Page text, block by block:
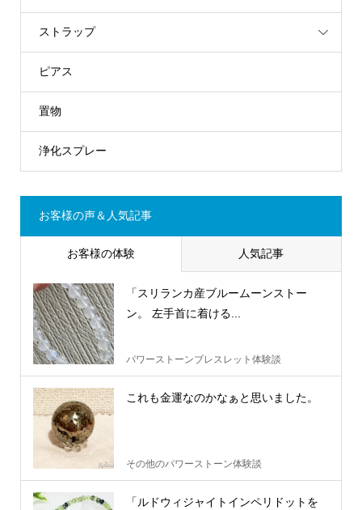
ストラップ
ピアス
置物
浄化スプレー
お客様の声＆人気記事
お客様の体験 人気記事
「スリランカ産ブルームーンストー
ン。 左手首に着ける...
パワーストーンブレスレット体験談
これも金運なのかなぁと思いました。
その他のパワーストーン体験談
「ルドウィジャイトインペリドットを